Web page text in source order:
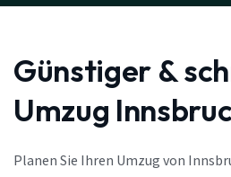
Günstiger &
Umzug
Planen Sie Ihren Umzug von